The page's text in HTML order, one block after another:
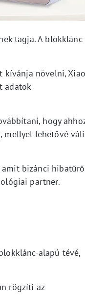
tagja. A blokklánc
kívánja növelni, Xiao
adatok
hogy
mellyel lehetővé
amit bizánci hibatűrő
partner.
alapú tévé,
rögzíti az